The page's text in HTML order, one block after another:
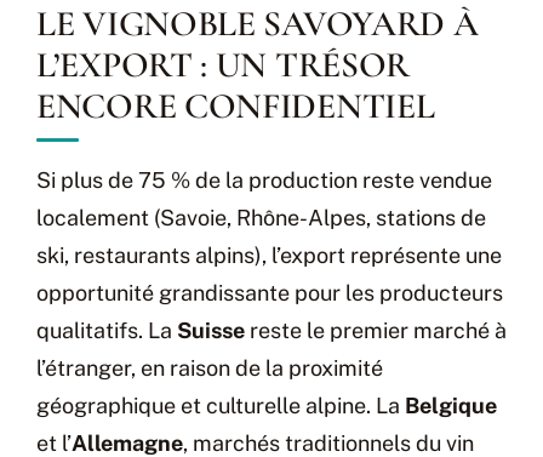
LE VIGNOBLE SAVOYARD À
L’EXPORT : UN TRÉSOR
ENCORE CONFIDENTIEL
Si plus de 75 % de la production reste vendue
localement (Savoie, Rhône-Alpes, stations de
ski, restaurants alpins), l’export représente une
opportunité grandissante pour les producteurs
qualitatifs. La Suisse reste le premier marché à
l’étranger, en raison de la proximité
géographique et culturelle alpine. La Belgique
et l’Allemagne, marchés traditionnels du vin